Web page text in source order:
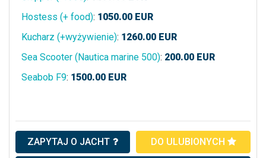
Hostess (+ food): 1050.00 EUR
Kucharz (+wyżywienie): 1260.00 EUR
Sea Scooter (Nautica marine 500): 200.00 EUR
Seabob F9: 1500.00 EUR
ZAPYTAJ O JACHT DO ULUBIONYCH